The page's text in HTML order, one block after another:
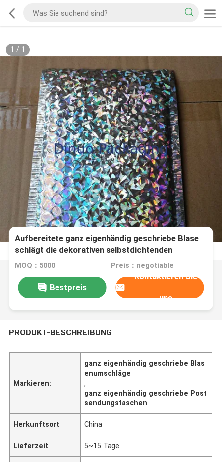
1 / 1
Aufbereitete ganz eigenhändig geschriebe Blase
schlägt die dekorativen selbstdichtenden
Postsendungs-Taschen ein
MOQ：5000 Preis：negotiable
Bestpreis
Kontaktieren Sie
uns
PRODUKT-BESCHREIBUNG
Markieren:
ganz eigenhändig geschriebe Blas
enumschläge
,
ganz eigenhändig geschriebe Post
sendungstaschen
Herkunftsort China
Lieferzeit 5~15 Tage